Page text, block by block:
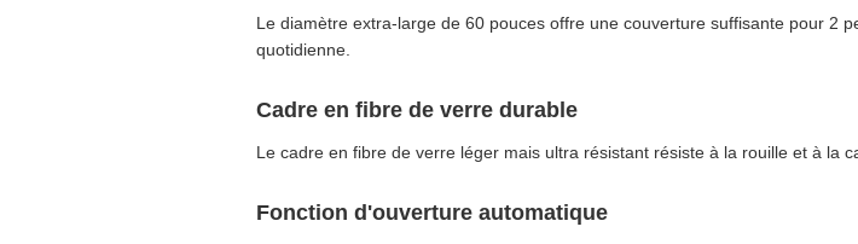
Le diamètre extra-large de 60 pouces offre une couverture suffisante pour 2
quotidienne.
Cadre en fibre de verre durable
Le cadre en fibre de verre léger mais ultra résistant résiste à la rouille et à la
Fonction d'ouverture automatique